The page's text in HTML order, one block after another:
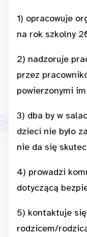
1) opracowuje
na rok szkolny
2) nadzoruje
przez
powierzonymi
3) dba by w
dzieci nie było
nie da się
4) prowadzi
dotyczącą
5) kontaktuje
rodzicem/